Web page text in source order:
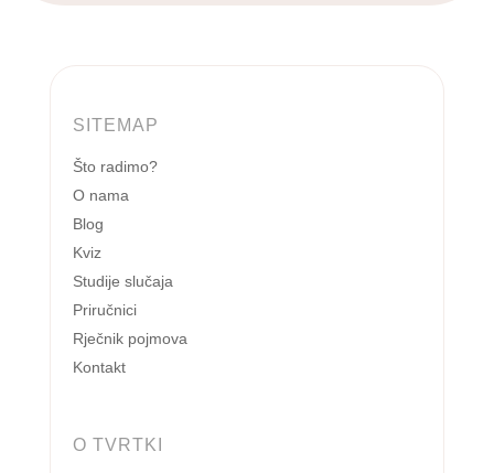
SITEMAP
Što radimo?
O nama
Blog
Kviz
Studije slučaja
Priručnici
Rječnik pojmova
Kontakt
O TVRTKI